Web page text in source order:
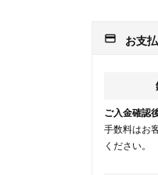
payment お支
ご入金確認
手数料はお
ください。